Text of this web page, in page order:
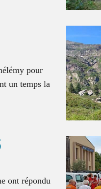
pour
un temps la
ont répondu